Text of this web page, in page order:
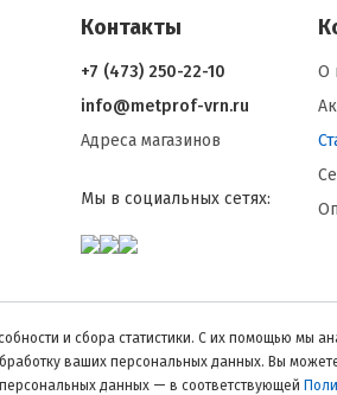
Контакты
+7 (473) 250-22-10
info@metprof-vrn.ru
Адреса магазинов
Мы в социальных сетях:
О
и сбора статистики. С их помощью мы
ваших персональных данных. Вы
данных — в соответствующей